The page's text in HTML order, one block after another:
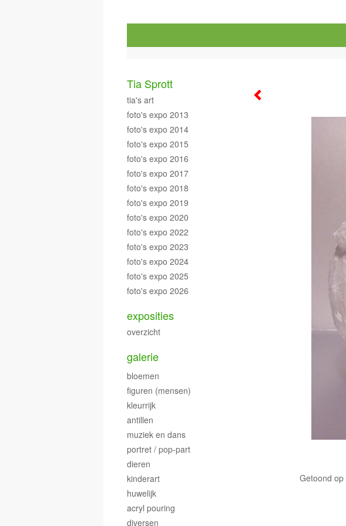
Getoond op
Tia Sprott
tia's art
foto's expo 2013
foto's expo 2014
foto's expo 2015
foto's expo 2016
foto's expo 2017
foto's expo 2018
foto's expo 2019
foto's expo 2020
foto's expo 2022
foto's expo 2023
foto's expo 2024
foto's expo 2025
foto's expo 2026
exposities
overzicht
galerie
bloemen
figuren (mensen)
kleurrijk
antillen
muziek en dans
portret / pop-part
dieren
kinderart
huwelijk
acryl pouring
diversen